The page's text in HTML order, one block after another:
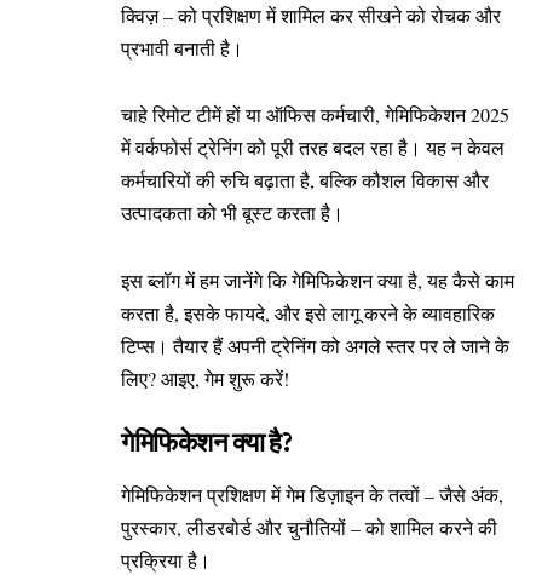
क्विज़ – को प्रशिक्षण में शामिल कर सीखने को रोचक और
प्रभावी बनाती है।
चाहे रिमोट टीमें हों या ऑफिस कर्मचारी, गेमिफिकेशन 2025
में वर्कफोर्स ट्रेनिंग को पूरी तरह बदल रहा है। यह न केवल
कर्मचारियों की रुचि बढ़ाता है, बल्कि कौशल विकास और
उत्पादकता को भी बूस्ट करता है।
इस ब्लॉग में हम जानेंगे कि गेमिफिकेशन क्या है, यह कैसे काम
करता है, इसके फायदे, और इसे लागू करने के व्यावहारिक
टिप्स। तैयार हैं अपनी ट्रेनिंग को अगले स्तर पर ले जाने के
लिए? आइए, गेम शुरू करें!
गेमिफिकेशन क्या है?
गेमिफिकेशन प्रशिक्षण में गेम डिज़ाइन के तत्वों – जैसे अंक,
पुरस्कार, लीडरबोर्ड और चुनौतियों – को शामिल करने की
प्रक्रिया है।